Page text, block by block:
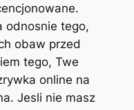
odnosnie tego,
obaw przed
tego, Twe
online na
Jesli nie masz